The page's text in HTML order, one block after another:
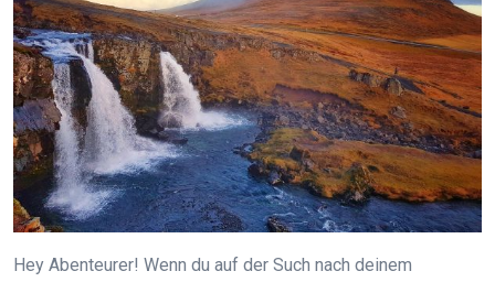
Hey Abenteurer! Wenn du auf der Such nach deinem